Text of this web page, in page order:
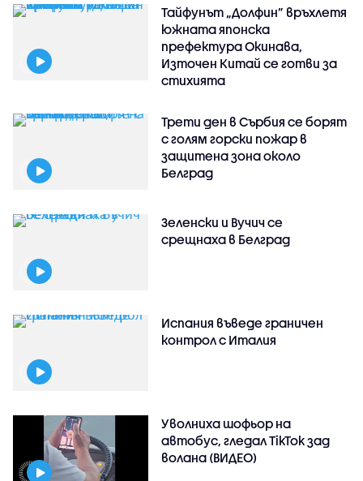
Тайфунът „Долфин” връхлетя
южната японска
префектура Окинава,
Източен Китай се готви за
стихията
Трети ден в Сърбия се борят
с голям горски пожар в
защитена зона около
Белград
Зеленски и Вучич се
срещнаха в Белград
Испания въведе граничен
контрол с Италия
Уволниха шофьор на
автобус, гледал TikTok зад
волана (ВИДЕО)